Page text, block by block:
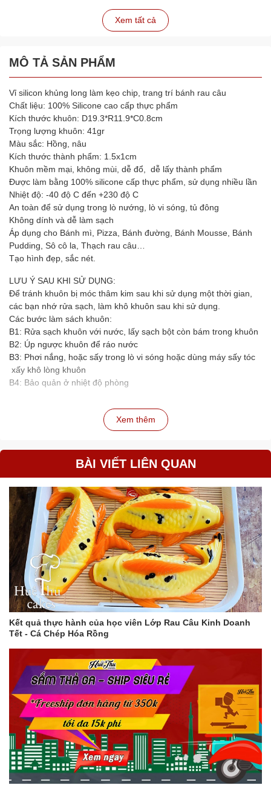
Xem tất cả
MÔ TẢ SẢN PHẨM
Vỉ silicon khủng long làm kẹo chip, trang trí bánh rau câu
Chất liệu: 100% Silicone cao cấp thực phẩm
Kích thước khuôn: D19.3*R11.9*C0.8cm
Trọng lượng khuôn: 41gr
Màu sắc: Hồng, nâu
Kích thước thành phẩm: 1.5x1cm
Khuôn mềm mại, không mùi, dễ đổ, dễ lấy thành phẩm
Được làm bằng 100% silicone cấp thực phẩm, sử dụng nhiều lần
Nhiệt độ: -40 độ C đến +230 độ C
An toàn để sử dụng trong lò nướng, lò vi sóng, tủ đông
Không dính và dễ làm sạch
Áp dụng cho Bánh mì, Pizza, Bánh đường, Bánh Mousse, Bánh
Pudding, Sô cô la, Thạch rau câu…
Tạo hình đẹp, sắc nét.
LƯU Ý SAU KHI SỬ DỤNG:
Để tránh khuôn bị móc thâm kim sau khi sử dụng một thời gian,
các bạn nhớ rửa sạch, làm khô khuôn sau khi sử dụng.
Các bước làm sách khuôn:
B1: Rửa sạch khuôn với nước, lấy sạch bột còn bám trong khuôn
B2: Úp ngược khuôn để ráo nước
B3: Phơi nắng, hoặc sấy trong lò vi sóng hoặc dùng máy sấy tóc
xấy khô lòng khuôn
B4: Bảo quản ở nhiệt độ phòng
Xem thêm
BÀI VIẾT LIÊN QUAN
Kết quả thực hành của học viên Lớp Rau Câu Kinh Doanh
Tết - Cá Chép Hóa Rồng